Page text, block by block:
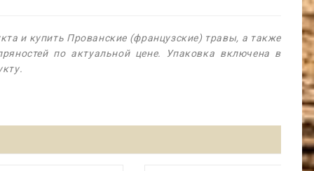
и купить Прованские (французские) травы, а также
по актуальной цене. Упаковка включена в